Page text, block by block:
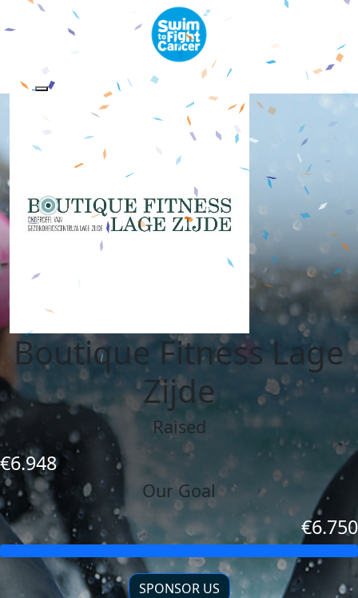
Boutique Fitness Lage
Zijde
Raised
€6.948
Our Goal
€6.750
SPONSOR US